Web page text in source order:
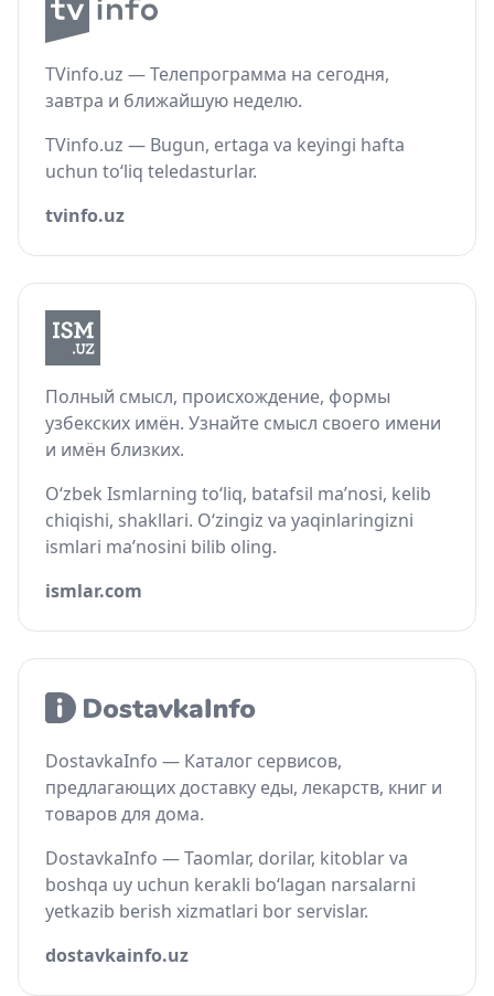
TVinfo.uz — Телепрограмма на сегодня,
завтра и ближайшую неделю.
TVinfo.uz — Bugun, ertaga va keyingi hafta
uchun to‘liq teledasturlar.
tvinfo.uz
Полный смысл, происхождение, формы
узбекских имён. Узнайте смысл своего имени
и имён близких.
O‘zbek Ismlarning to‘liq, batafsil ma’nosi, kelib
chiqishi, shakllari. O‘zingiz va yaqinlaringizni
ismlari ma’nosini bilib oling.
ismlar.com
DostavkaInfo — Каталог сервисов,
предлагающих доставку еды, лекарств, книг и
товаров для дома.
DostavkaInfo — Taomlar, dorilar, kitoblar va
boshqa uy uchun kerakli bo‘lagan narsalarni
yetkazib berish xizmatlari bor servislar.
dostavkainfo.uz